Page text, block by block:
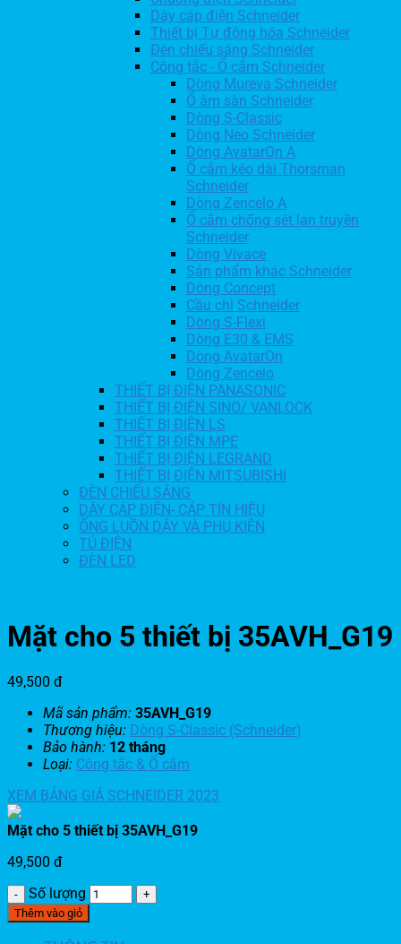
Dây cáp điện Schneider
Thiết bị Tự động hóa Schneider
Đèn chiếu sáng Schneider
Công tắc - Ổ cắm Schneider
Dòng Mureva Schneider
Ổ âm sàn Schneider
Dòng S-Classic
Dòng Neo Schneider
Dòng AvatarOn A
Ổ cắm kéo dài Thorsman
Schneider
Dòng Zencelo A
Ổ cắm chống sét lan truyền
Schneider
Dòng Vivace
Sản phẩm khác Schneider
Dòng Concept
Cầu chì Schneider
Dòng S-Flexi
Dòng E30 & EMS
Dòng AvatarOn
Dòng Zencelo
THIẾT BỊ ĐIỆN PANASONIC
THIẾT BỊ ĐIỆN SINO/ VANLOCK
THIẾT BỊ ĐIỆN LS
THIẾT BỊ ĐIỆN MPE
THIẾT BỊ ĐIỆN LEGRAND
THIẾT BỊ ĐIỆN MITSUBISHI
ĐÈN CHIẾU SÁNG
DÂY CÁP ĐIỆN- CÁP TÍN HIỆU
ỐNG LUỒN DÂY VÀ PHỤ KIỆN
TỦ ĐIỆN
ĐÈN LED
Mặt cho 5 thiết bị 35AVH_G19
49,500 đ
Mã sản phẩm: 35AVH_G19
Thương hiệu: Dòng S-Classic (Schneider)
Bảo hành: 12 tháng
Loại: Công tắc & Ổ cắm
XEM BẢNG GIÁ SCHNEIDER 2023
Mặt cho 5 thiết bị 35AVH_G19
49,500 đ
Số lượng
Thêm vào giỏ